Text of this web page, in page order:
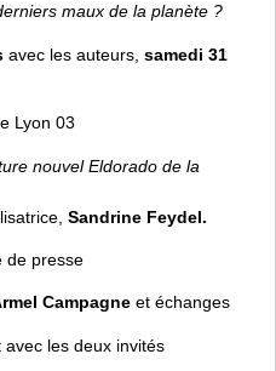
maux de la planète ?
avec les auteurs, samedi 31
Lyon 03
nouvel Eldorado de la
Sandrine Feydel.
de presse
Campagne et échanges
les deux invités